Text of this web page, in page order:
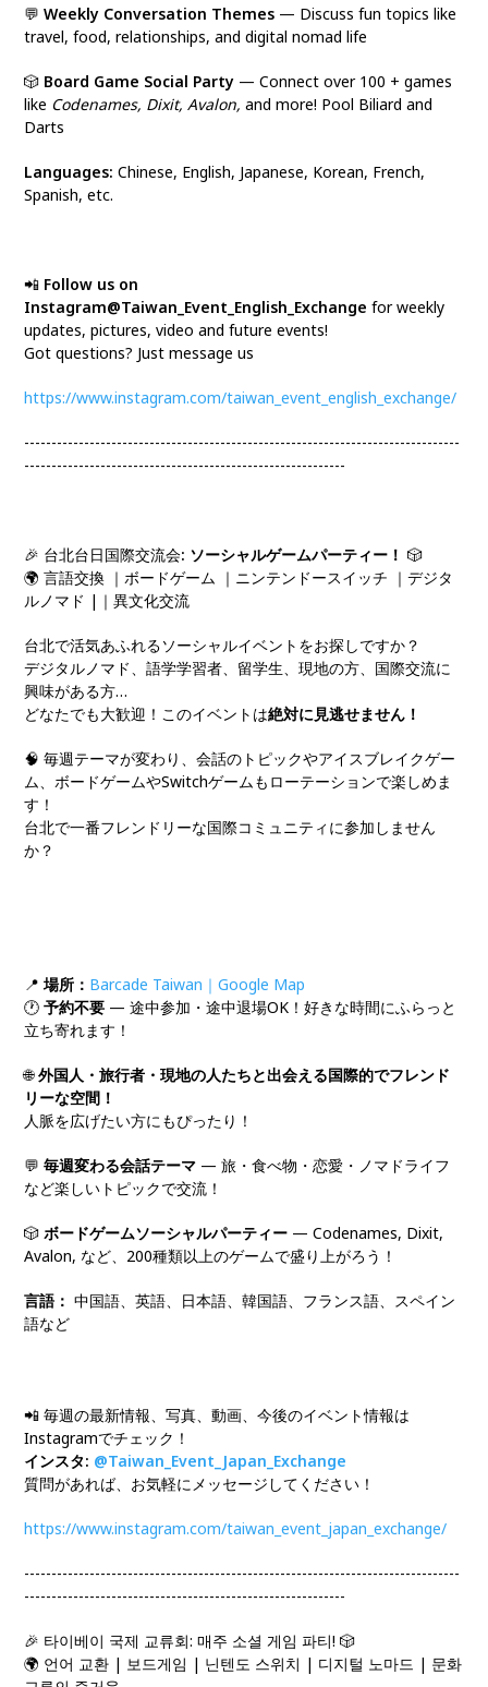
💬Weekly Conversation Themes — Discuss fun topics like
travel, food, relationships, and digital nomad life
🎲 Board Game Social Party — Connect over 100 + games
like Codenames, Dixit, Avalon, and more! Pool Biliard and
Darts
Languages: Chinese, English, Japanese, Korean, French,
Spanish, etc.
📲 Follow us on
Instagram@Taiwan_Event_English_Exchange for weekly
updates, pictures, video and future events!
Got questions? Just message us
https://www.instagram.com/taiwan_event_english_exchange/
--------------------------------------------------------------------------------
-----------------------------------------------------------
🎉 台北台日国際交流会: ソーシャルゲームパーティー！ 🎲
🌍 言語交換 ｜ボードゲーム ｜ニンテンドースイッチ ｜デジタ
ルノマド |｜異文化交流
台北で活気あふれるソーシャルイベントをお探しですか？
デジタルノマド、語学学習者、留学生、現地の方、国際交流に
興味がある方…
どなたでも大歓迎！このイベントは絶対に見逃せません！
🧠 毎週テーマが変わり、会話のトピックやアイスブレイクゲー
ム、ボードゲームやSwitchゲームもローテーションで楽しめま
す！
台北で一番フレンドリーな国際コミュニティに参加しません
か？
📍場所： Barcade Taiwan｜Google Map
🕐予約不要 — 途中参加・途中退場OK！好きな時間にふらっと
立ち寄れます！
🌐外国人・旅行者・現地の人たちと出会える国際的でフレンド
リーな空間！
人脈を広げたい方にもぴったり！
💬毎週変わる会話テーマ — 旅・食べ物・恋愛・ノマドライフ
など楽しいトピックで交流！
🎲ボードゲームソーシャルパーティー — Codenames, Dixit,
Avalon, など、200種類以上のゲームで盛り上がろう！
言語： 中国語、英語、日本語、韓国語、フランス語、スペイン
語など
📲 毎週の最新情報、写真、動画、今後のイベント情報は
Instagramでチェック！
インスタ: @Taiwan_Event_Japan_Exchange
質問があれば、お気軽にメッセージしてください！
https://www.instagram.com/taiwan_event_japan_exchange/
--------------------------------------------------------------------------------
-----------------------------------------------------------
🎉 타이베이 국제 교류회: 매주 소셜 게임 파티! 🎲
🌍 언어 교환 | 보드게임 | 닌텐도 스위치 | 디지털 노마드 | 문화